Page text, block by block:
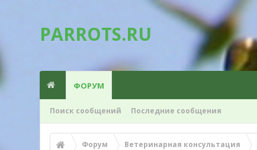
PARROTS.RU
ФОРУМ
Поиск сообщений Последние сообщения
Форум Ветеринарная консультация